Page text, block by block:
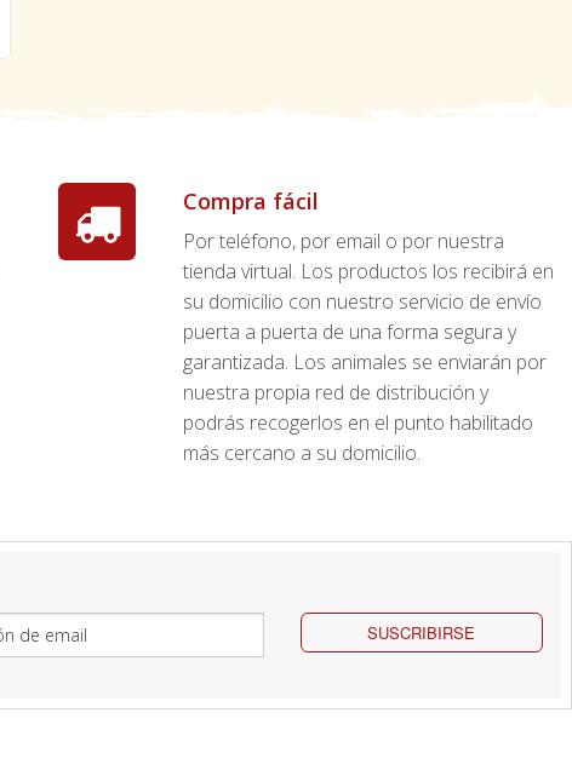
Compra fácil
Por teléfono, por email o por nuestra
tienda virtual. Los productos los recibirá en
su domicilio con nuestro servicio de envío
puerta a puerta de una forma segura y
garantizada. Los animales se enviarán por
nuestra propia red de distribución y
podrás recogerlos en el punto habilitado
más cercano a su domicilio.
SUSCRIBIRSE